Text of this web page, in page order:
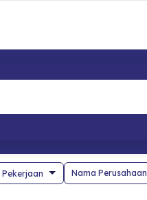
Nama Perusahaan